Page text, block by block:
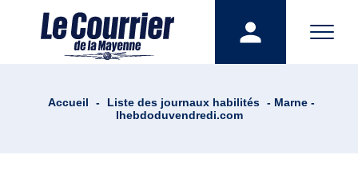
Accueil - Liste des journaux habilités - Marne -
lhebdoduvendredi.com